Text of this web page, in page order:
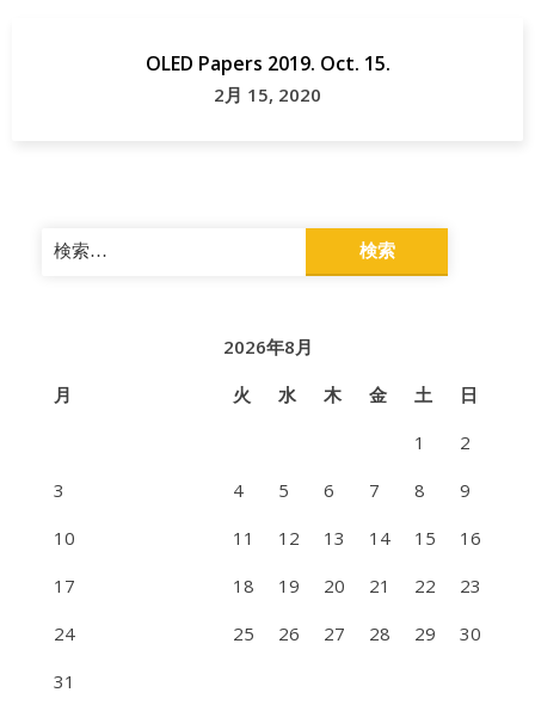
OLED Papers 2019. Oct. 15.
2月 15, 2020
検
索:
2026年8月
月
火 水 木 金 土
日
1
2
3
4 5 6 7 8
9
10
11 12 13 14 15
16
17
18 19 20 21 22
23
24
25 26 27 28 29
30
31